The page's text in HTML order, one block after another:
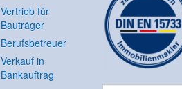
Vertrieb für
Bauträger
Berufsbetreuer
Verkauf in
Bankauftrag